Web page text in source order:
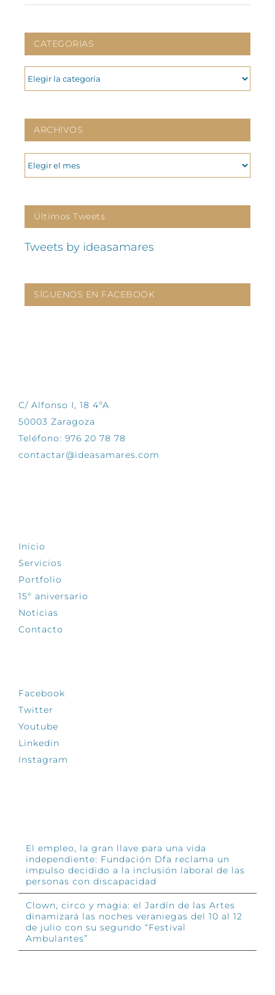
CATEGORIAS
CATEGORIAS
ARCHIVOS
ARCHIVOS
Últimos Tweets
Tweets by ideasamares
SÍGUENOS EN FACEBOOK
C/ Alfonso I, 18 4ºA
50003 Zaragoza
Teléfono: 976 20 78 78
contactar@ideasamares.com
Inicio
Servicios
Portfolio
15º aniversario
Noticias
Contacto
Facebook
Twitter
Youtube
Linkedin
Instagram
El empleo, la gran llave para una vida
independiente: Fundación Dfa reclama un
impulso decidido a la inclusión laboral de las
personas con discapacidad
Clown, circo y magia: el Jardín de las Artes
dinamizará las noches veraniegas del 10 al 12
de julio con su segundo “Festival
Ambulantes”